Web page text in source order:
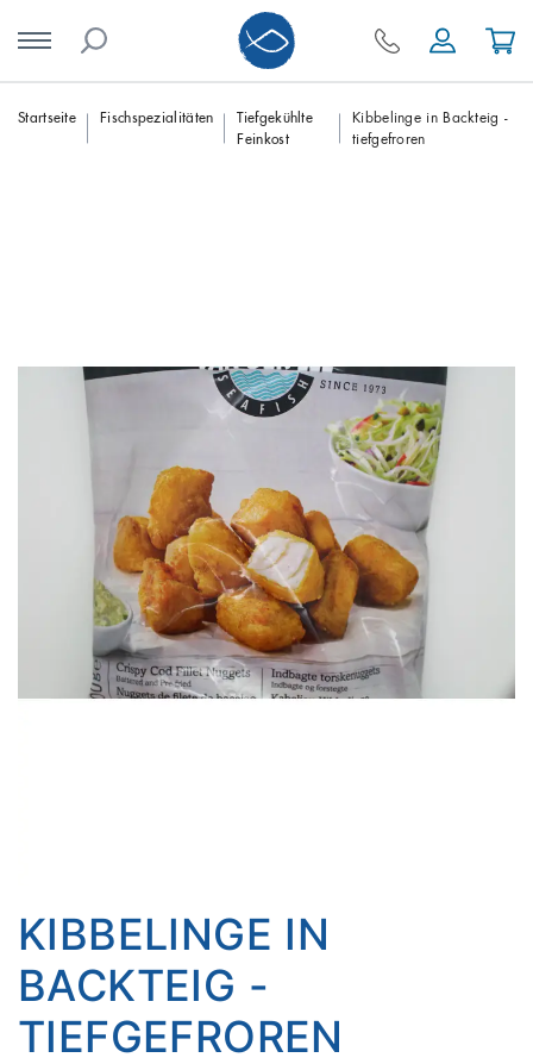
SkipStartseite Fischspezialitäten
Tiefgekühlte
Feinkost
Kibbelinge in Backteig -
tiefgefroren
KIBBELINGE IN
BACKTEIG -
TIEFGEFROREN